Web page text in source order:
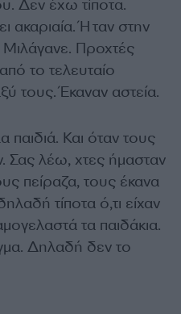
Δεν έχω τίποτα.
ακαριαία. Ήταν στην
Μιλάγανε. Προχτές
το τελευταίο
τους. Έκαναν αστεία.
παιδιά. Και όταν τους
Σας λέω, χτες ήμασταν
πείραζα, τους έκανα
τίποτα ό,τι είχαν
τα παιδάκια.
Δηλαδή δεν το